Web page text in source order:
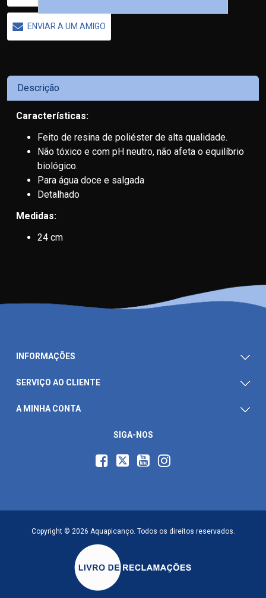
ENVIAR A UM AMIGO
Descrição
Características:
Feito de resina de poliéster de alta qualidade.
Não tóxico e com pH neutro, não afeta o equilíbrio
biológico.
Para água doce e salgada
Detalhado
Medidas:
24 cm
INFORMAÇÕES
SERVIÇO AO CLIENTE
A MINHA CONTA
SIGA-NOS
Copyright © 2026 Aquapicanço. Todos os direitos reservados.